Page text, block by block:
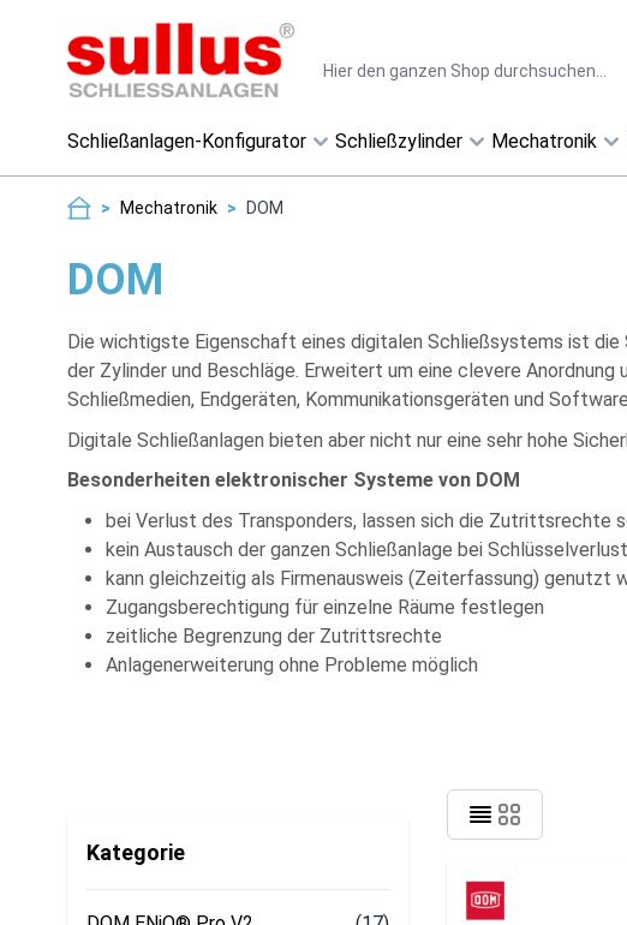
Schließanlagen-Konfigurator Schließzylinder Mechatronik
> Mechatronik > DOM
DOM
Die wichtigste Eigenschaft eines digitalen Schließsystems ist
der Zylinder und Beschläge. Erweitert um eine clevere
Schließmedien, Endgeräten, Kommunikationsgeräten und
Digitale Schließanlagen bieten aber nicht nur eine sehr hohe
Besonderheiten elektronischer Systeme von DOM
bei Verlust des Transponders, lassen sich die Zutrittsrechte
kein Austausch der ganzen Schließanlage bei
kann gleichzeitig als Firmenausweis (Zeiterfassung) genutzt
Zugangsberechtigung für einzelne Räume festlegen
zeitliche Begrenzung der Zutrittsrechte
Anlagenerweiterung ohne Probleme möglich
Kategorie